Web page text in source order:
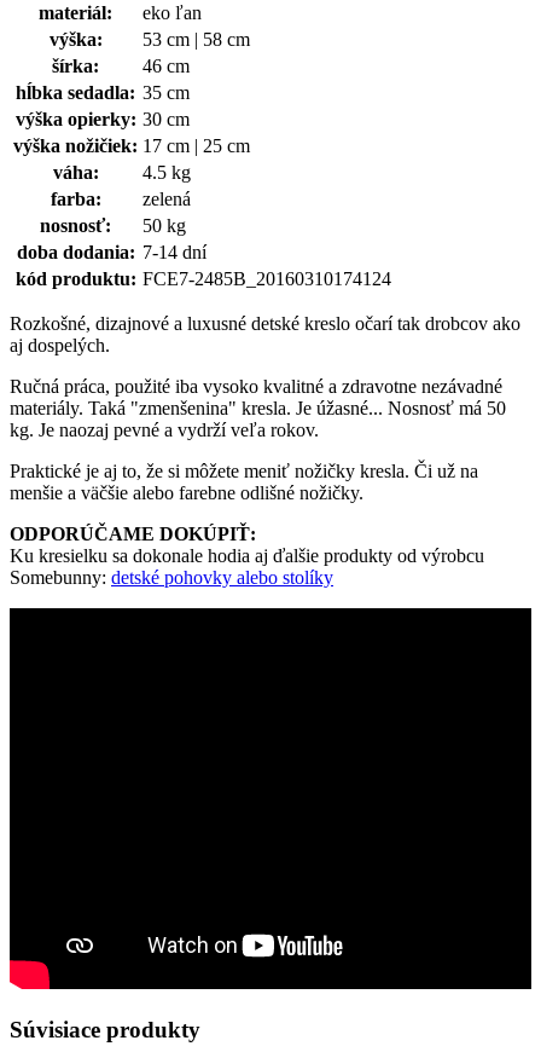
materiál:
eko ľan
výška:
53 cm | 58 cm
šírka:
46 cm
hĺbka sedadla: 35 cm
výška opierky: 30 cm
výška nožičiek: 17 cm | 25 cm
váha:
4.5 kg
farba:
zelená
nosnosť:
50 kg
doba dodania: 7-14 dní
kód produktu: FCE7-2485B_20160310174124
Rozkošné, dizajnové a luxusné detské kreslo očarí tak drobcov ako
aj dospelých.
Ručná práca, použité iba vysoko kvalitné a zdravotne nezávadné
materiály. Taká "zmenšenina" kresla. Je úžasné... Nosnosť má 50
kg. Je naozaj pevné a vydrží veľa rokov.
Praktické je aj to, že si môžete meniť nožičky kresla. Či už na
menšie a väčšie alebo farebne odlišné nožičky.
ODPORÚČAME DOKÚPIŤ:
Ku kresielku sa dokonale hodia aj ďalšie produkty od výrobcu
Somebunny: detské pohovky alebo stolíky
Súvisiace produkty